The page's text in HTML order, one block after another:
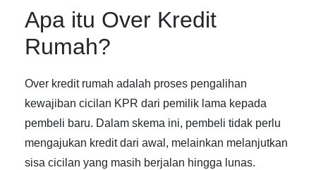
Apa itu Over Kredit
Rumah?
Over kredit rumah adalah proses pengalihan
kewajiban cicilan KPR dari pemilik lama kepada
pembeli baru. Dalam skema ini, pembeli tidak perlu
mengajukan kredit dari awal, melainkan melanjutkan
sisa cicilan yang masih berjalan hingga lunas.